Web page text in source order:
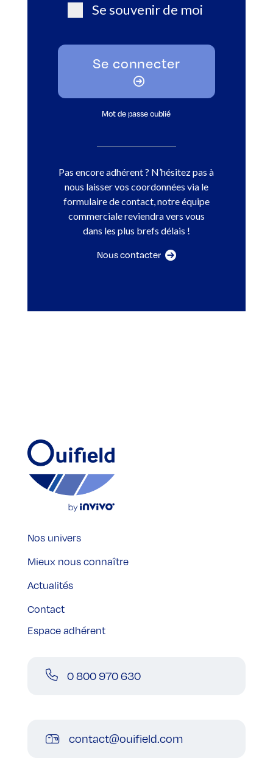
Se souvenir de moi
Mot de passe oublié
Pas encore adhérent ? N’hésitez pas à
nous laisser vos coordonnées via le
formulaire de contact, notre équipe
commerciale reviendra vers vous
dans les plus brefs délais !
Nous contacter
Nos univers
Mieux nous connaître
Actualités
Contact
Espace adhérent
0 800 970 630
contact@ouifield.com